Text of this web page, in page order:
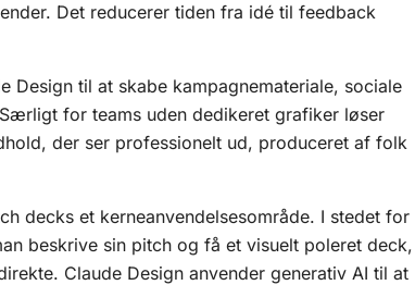
Det reducerer tiden fra idé til feedback
Design til at skabe kampagnemateriale, sociale
for teams uden dedikeret grafiker løser
der ser professionelt ud, produceret af folk
decks et kerneanvendelsesområde. I stedet for
beskrive sin pitch og få et visuelt poleret deck,
Claude Design anvender generativ AI til at